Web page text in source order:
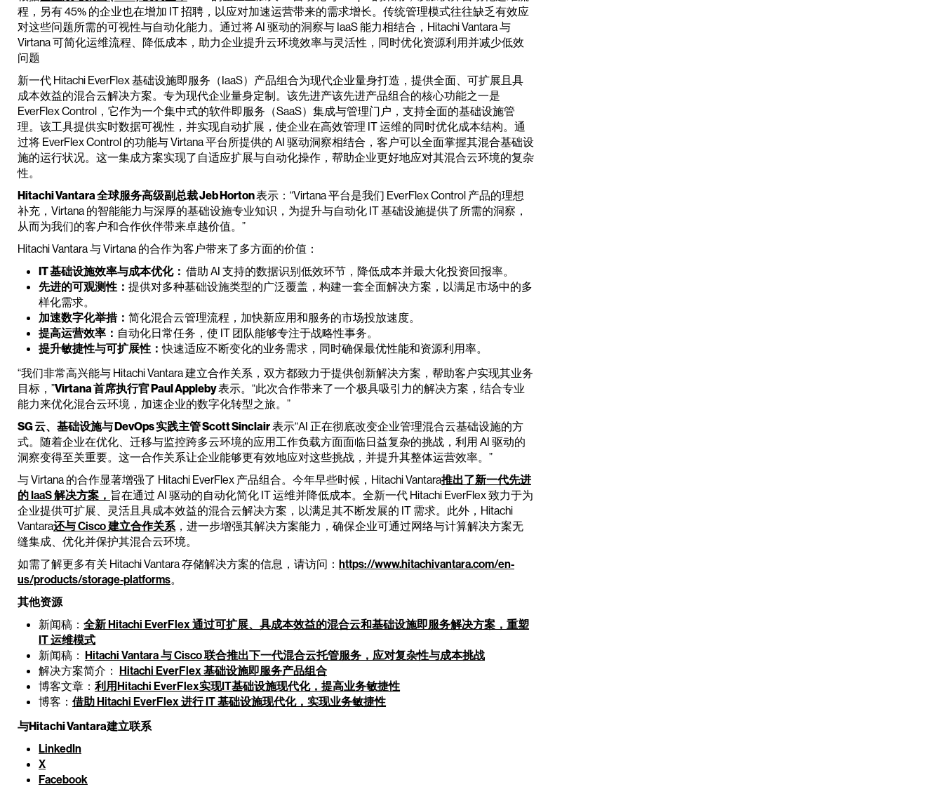
程，另有 45% 的企业也在增加 IT 招聘，以应对加速运营带来的需求增长。传统管理模式往往缺乏有效应
对这些问题所需的可视性与自动化能力。通过将 AI 驱动的洞察与 IaaS 能力相结合，Hitachi Vantara 与
Virtana 可简化运维流程、降低成本，助力企业提升云环境效率与灵活性，同时优化资源利用并减少低效
问题
新一代 Hitachi EverFlex 基础设施即服务（IaaS）产品组合为现代企业量身打造，提供全面、可扩展且具
成本效益的混合云解决方案。专为现代企业量身定制。该先进产该先进产品组合的核心功能之一是
EverFlex Control，它作为一个集中式的软件即服务（SaaS）集成与管理门户，支持全面的基础设施管
理。该工具提供实时数据可视性，并实现自动扩展，使企业在高效管理 IT 运维的同时优化成本结构。通
过将 EverFlex Control 的功能与 Virtana 平台所提供的 AI 驱动洞察相结合，客户可以全面掌握其混合基础设
施的运行状况。这一集成方案实现了自适应扩展与自动化操作，帮助企业更好地应对其混合云环境的复杂
性。
Hitachi Vantara 全球服务高级副总裁 Jeb Horton表示：“Virtana 平台是我们 EverFlex Control 产品的理想
补充，Virtana 的智能能力与深厚的基础设施专业知识，为提升与自动化 IT 基础设施提供了所需的洞察，
从而为我们的客户和合作伙伴带来卓越价值。”
Hitachi Vantara 与 Virtana 的合作为客户带来了多方面的价值：
IT 基础设施效率与成本优化： 借助 AI 支持的数据识别低效环节，降低成本并最大化投资回报率。
先进的可观测性： 提供对多种基础设施类型的广泛覆盖，构建一套全面解决方案，以满足市场中的多
样化需求。
加速数字化举措： 简化混合云管理流程，加快新应用和服务的市场投放速度。
提高运营效率： 自动化日常任务，使 IT 团队能够专注于战略性事务。
提升敏捷性与可扩展性：快速适应不断变化的业务需求，同时确保最优性能和资源利用率。
“我们非常高兴能与 Hitachi Vantara 建立合作关系，双方都致力于提供创新解决方案，帮助客户实现其业务
目标，”Virtana 首席执行官 Paul Appleby表示。“此次合作带来了一个极具吸引力的解决方案，结合专业
能力来优化混合云环境，加速企业的数字化转型之旅。”
SG 云、基础设施与 DevOps 实践主管 Scott Sinclair表示“AI 正在彻底改变企业管理混合云基础设施的方
式。随着企业在优化、迁移与监控跨多云环境的应用工作负载方面面临日益复杂的挑战，利用 AI 驱动的
洞察变得至关重要。这一合作关系让企业能够更有效地应对这些挑战，并提升其整体运营效率。”
与 Virtana 的合作显著增强了 Hitachi EverFlex 产品组合。今年早些时候，Hitachi Vantara推出了新一代先进
的 IaaS 解决方案， 旨在通过 AI 驱动的自动化简化 IT 运维并降低成本。全新一代 Hitachi EverFlex 致力于为
企业提供可扩展、灵活且具成本效益的混合云解决方案，以满足其不断发展的 IT 需求。此外，Hitachi
Vantara还与 Cisco 建立合作关系，进一步增强其解决方案能力，确保企业可通过网络与计算解决方案无
缝集成、优化并保护其混合云环境。
如需了解更多有关 Hitachi Vantara 存储解决方案的信息，请访问： https://www.hitachivantara.com/en-
us/products/storage-platforms。
其他资源
新闻稿： 全新 Hitachi EverFlex 通过可扩展、具成本效益的混合云和基础设施即服务解决方案，重塑
IT 运维模式
新闻稿： Hitachi Vantara 与 Cisco 联合推出下一代混合云托管服务，应对复杂性与成本挑战
解决方案简介： Hitachi EverFlex 基础设施即服务产品组合
博客文章： 利用Hitachi EverFlex实现IT基础设施现代化，提高业务敏捷性
博客： 借助 Hitachi EverFlex 进行 IT 基础设施现代化，实现业务敏捷性
与Hitachi Vantara建立联系
LinkedIn
X
Facebook